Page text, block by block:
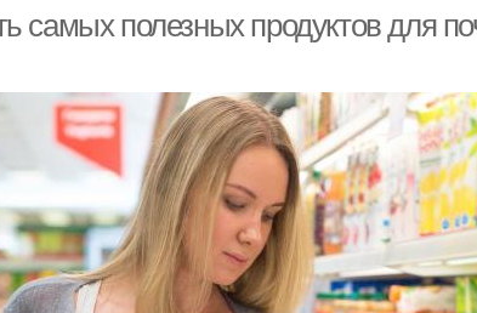
самых полезных продуктов для